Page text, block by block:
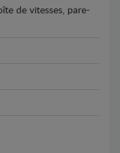
de vitesses, pare-